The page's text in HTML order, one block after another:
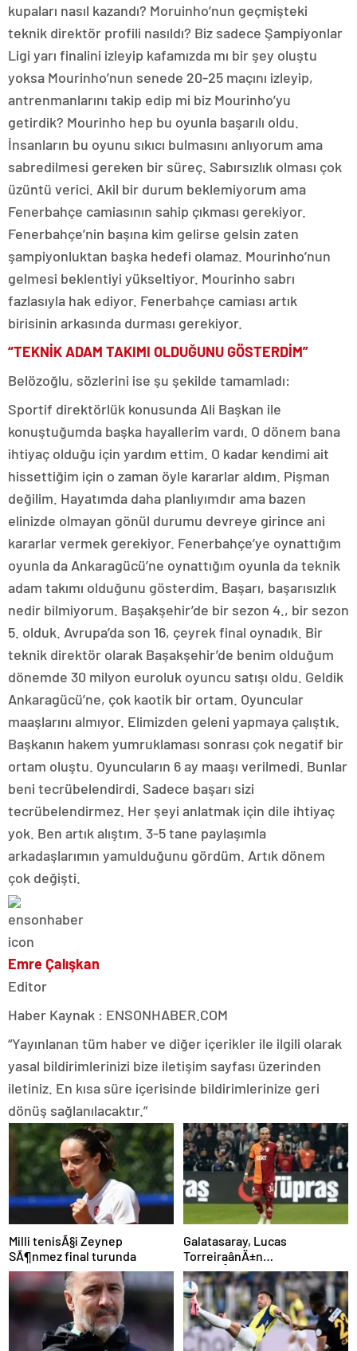
kupaları nasıl kazandı? Moruinho’nun geçmişteki
teknik direktör profili nasıldı? Biz sadece Şampiyonlar
Ligi yarı finalini izleyip kafamızda mı bir şey oluştu
yoksa Mourinho’nun senede 20-25 maçını izleyip,
antrenmanlarını takip edip mi biz Mourinho’yu
getirdik? Mourinho hep bu oyunla başarılı oldu.
İnsanların bu oyunu sıkıcı bulmasını anlıyorum ama
sabredilmesi gereken bir süreç. Sabırsızlık olması çok
üzüntü verici. Akil bir durum beklemiyorum ama
Fenerbahçe camiasının sahip çıkması gerekiyor.
Fenerbahçe’nin başına kim gelirse gelsin zaten
şampiyonluktan başka hedefi olamaz. Mourinho’nun
gelmesi beklentiyi yükseltiyor. Mourinho sabrı
fazlasıyla hak ediyor. Fenerbahçe camiası artık
birisinin arkasında durması gerekiyor.
“TEKNİK ADAM TAKIMI OLDUĞUNU GÖSTERDİM”
Belözoğlu, sözlerini ise şu şekilde tamamladı:
Sportif direktörlük konusunda Ali Başkan ile
konuştuğumda başka hayallerim vardı. O dönem bana
ihtiyaç olduğu için yardım ettim. O kadar kendimi ait
hissettiğim için o zaman öyle kararlar aldım. Pişman
değilim. Hayatımda daha planlıyımdır ama bazen
elinizde olmayan gönül durumu devreye girince ani
kararlar vermek gerekiyor. Fenerbahçe’ye oynattığım
oyunla da Ankaragücü’ne oynattığım oyunla da teknik
adam takımı olduğunu gösterdim. Başarı, başarısızlık
nedir bilmiyorum. Başakşehir’de bir sezon 4., bir sezon
5. olduk. Avrupa’da son 16, çeyrek final oynadık. Bir
teknik direktör olarak Başakşehir’de benim olduğum
dönemde 30 milyon euroluk oyuncu satışı oldu. Geldik
Ankaragücü’ne, çok kaotik bir ortam. Oyuncular
maaşlarını almıyor. Elimizden geleni yapmaya çalıştık.
Başkanın hakem yumruklaması sonrası çok negatif bir
ortam oluştu. Oyuncuların 6 ay maaşı verilmedi. Bunlar
beni tecrübelendirdi. Sadece başarı sizi
tecrübelendirmez. Her şeyi anlatmak için dile ihtiyaç
yok. Ben artık alıştım. 3-5 tane paylaşımla
arkadaşlarımın yamulduğunu gördüm. Artık dönem
çok değişti.
Emre Çalışkan
Editor
Haber Kaynak : ENSONHABER.COM
“Yayınlanan tüm haber ve diğer içerikler ile ilgili olarak
yasal bildirimlerinizi bize iletişim sayfası üzerinden
iletiniz. En kısa süre içerisinde bildirimlerinize geri
dönüş sağlanılacaktır.”
Milli tenisÃ§i Zeynep
SÃ¶nmez final turunda
Galatasaray, Lucas
TorreiraânÄ±n
sÃ¶zleÅmesini uzattÄ±